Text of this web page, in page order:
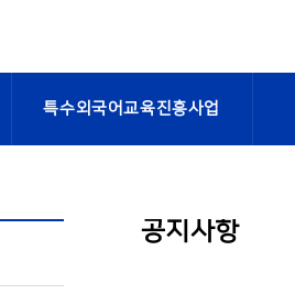
특수외국어교육진흥사업
공지사항